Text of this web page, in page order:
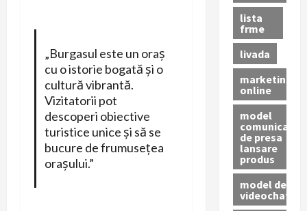
„Burgasul este un oraș
cu o istorie bogată și o
cultură vibrantă.
Vizitatorii pot
descoperi obiective
turistice unice și să se
bucure de frumusețea
orașului.”
lista
frme
livada
marketing
online
model
comunicat
de presa
lansare
produs
model de
videochat